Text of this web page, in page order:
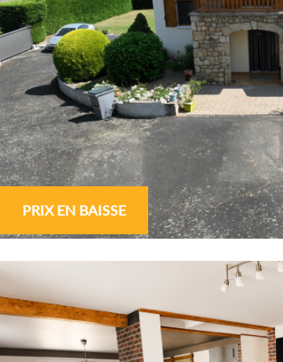
PRIX EN BAISSE